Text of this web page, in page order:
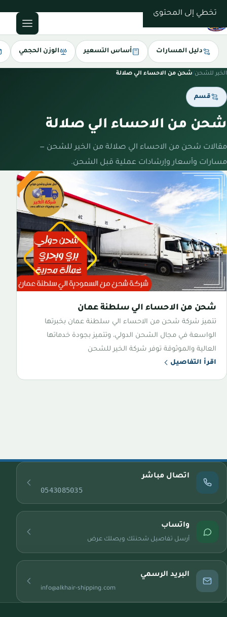
تخطي إلى المحتوى
دليل المسارات أساس التسعير الوزن الحجمي
الخير للشحن/شحن من الاحساء الي صلالة
قسم
شحن من الاحساء الي صلالة
مقالات شحن من الاحساء الي صلالة من الخير للشحن —
مسارات وأسعار وإرشادات عملية قبل الشحن.
شحن من الاحساء الي سلطنة عمان
تتميز شركة شحن من الاحساء الي سلطنة عمان بخبرتها
الواسعة في مجال الشحن الدولي، وتتميز بجودة خدماتها
العالية والموثوقة توفر شركة الخير للشحن
اقرأ التفاصيل
اتصال مباشر
0543085035
واتساب
أرسل تفاصيل شحنتك ويصلك عرض
البريد الرسمي
info@alkhair-shipping.com